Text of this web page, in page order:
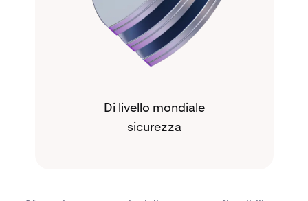
Di livello mondiale
sicurezza